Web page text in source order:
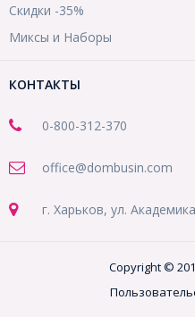
Скидки -35%
Миксы и Наборы
КОНТАКТЫ
0-800-312-370
office@dombusin.com
г. Харьков, ул.
Copyright ©